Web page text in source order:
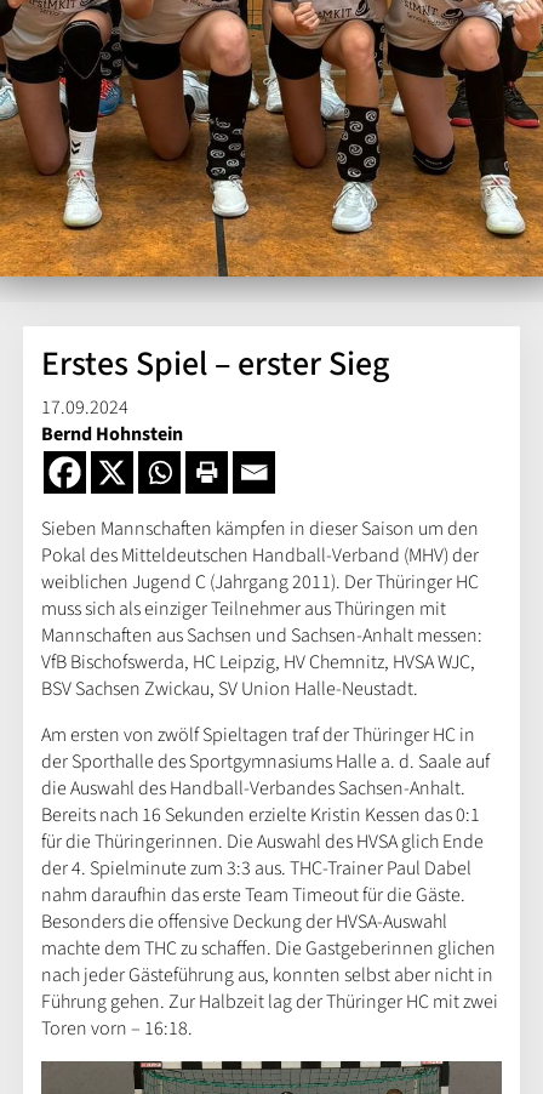
Erstes Spiel – erster Sieg
17.09.2024
Bernd Hohnstein
Sieben Mannschaften kämpfen in dieser Saison um den
Pokal des Mitteldeutschen Handball-Verband (MHV) der
weiblichen Jugend C (Jahrgang 2011). Der Thüringer HC
muss sich als einziger Teilnehmer aus Thüringen mit
Mannschaften aus Sachsen und Sachsen-Anhalt messen:
VfB Bischofswerda, HC Leipzig, HV Chemnitz, HVSA WJC,
BSV Sachsen Zwickau, SV Union Halle-Neustadt.
Am ersten von zwölf Spieltagen traf der Thüringer HC in
der Sporthalle des Sportgymnasiums Halle a. d. Saale auf
die Auswahl des Handball-Verbandes Sachsen-Anhalt.
Bereits nach 16 Sekunden erzielte Kristin Kessen das 0:1
für die Thüringerinnen. Die Auswahl des HVSA glich Ende
der 4. Spielminute zum 3:3 aus. THC-Trainer Paul Dabel
nahm daraufhin das erste Team Timeout für die Gäste.
Besonders die offensive Deckung der HVSA-Auswahl
machte dem THC zu schaffen. Die Gastgeberinnen glichen
nach jeder Gästeführung aus, konnten selbst aber nicht in
Führung gehen. Zur Halbzeit lag der Thüringer HC mit zwei
Toren vorn – 16:18.